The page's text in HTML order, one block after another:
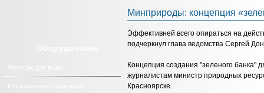
Минприроды: концепция
Эффективней всего опираться на
подчеркнул глава ведомства Сергей
Концепция создания "зеленого банка"
журналистам министр природных
Красноярске.